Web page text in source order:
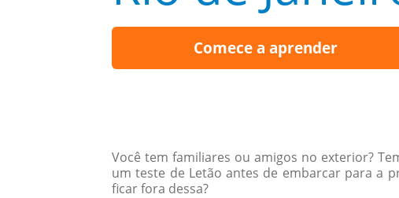
Comece a aprender
Você tem familiares ou amigos no exterior?
um teste de Letão antes de embarcar para a
ficar fora dessa?